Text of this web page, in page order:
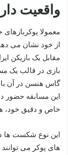
واقعیت
معمولا
از خود نشان می
مقابل یک بازیکن
بازی در قالب یک
گاس هنسن در آن
این مسابقه حضور
خاص و دقیق
این نوع شکست‌ ها
های پوکر می‌